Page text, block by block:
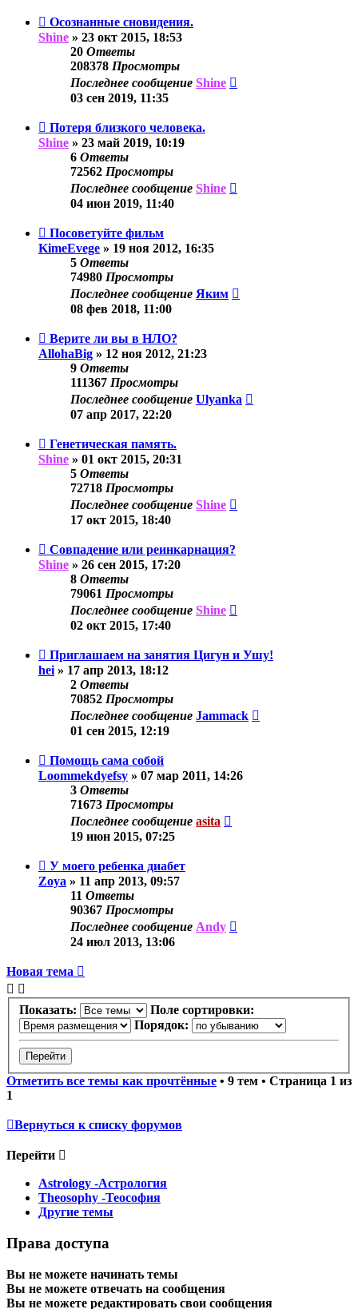
Осознанные сновидения.
Shine » 23 окт 2015, 18:53
20 Ответы
208378 Просмотры
Последнее сообщение Shine
03 сен 2019, 11:35
Потеря близкого человека.
Shine » 23 май 2019, 10:19
6 Ответы
72562 Просмотры
Последнее сообщение Shine
04 июн 2019, 11:40
Посоветуйте фильм
KimeEvege » 19 ноя 2012, 16:35
5 Ответы
74980 Просмотры
Последнее сообщение Яким
08 фев 2018, 11:00
Верите ли вы в НЛО?
AllohaBig » 12 ноя 2012, 21:23
9 Ответы
111367 Просмотры
Последнее сообщение Ulyanka
07 апр 2017, 22:20
Генетическая память.
Shine » 01 окт 2015, 20:31
5 Ответы
72718 Просмотры
Последнее сообщение Shine
17 окт 2015, 18:40
Совпадение или реинкарнация?
Shine » 26 сен 2015, 17:20
8 Ответы
79061 Просмотры
Последнее сообщение Shine
02 окт 2015, 17:40
Приглашаем на занятия Цигун и Ушу!
hei » 17 апр 2013, 18:12
2 Ответы
70852 Просмотры
Последнее сообщение Jammack
01 сен 2015, 12:19
Помощь сама собой
Loommekdyefsy » 07 мар 2011, 14:26
3 Ответы
71673 Просмотры
Последнее сообщение asita
19 июн 2015, 07:25
У моего ребенка диабет
Zoya » 11 апр 2013, 09:57
11 Ответы
90367 Просмотры
Последнее сообщение Andy
24 июл 2013, 13:06
Новая тема
Показать:
Поле сортировки:
Порядок:
Отметить все темы как прочтённые • 9 тем • Страница 1 из
1
Вернуться к списку форумов
Перейти
Astrology -Астрология
Theosophy -Теософия
Другие темы
Права доступа
Вы не можете начинать темы
Вы не можете отвечать на сообщения
Вы не можете редактировать свои сообщения